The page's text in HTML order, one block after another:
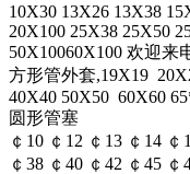
10X30 13X26 13X38
20X100 25X38 25X50
50X10060X100 欢迎来
方形管外套,19X19 20
40X40 50X50 60X60
圆形管塞
￠10 ￠12 ￠13 ￠14
￠38 ￠40 ￠42 ￠45